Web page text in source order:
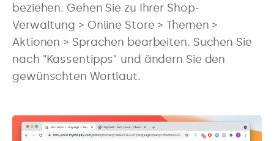
beziehen. Gehen Sie zu Ihrer Shop-
Verwaltung > Online Store > Themen >
Aktionen > Sprachen bearbeiten. Suchen Sie
nach "Kassentipps" und ändern Sie den
gewünschten Wortlaut.